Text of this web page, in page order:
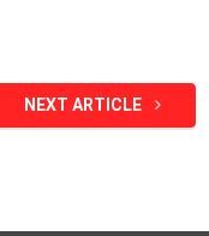
NEXT ARTICLE